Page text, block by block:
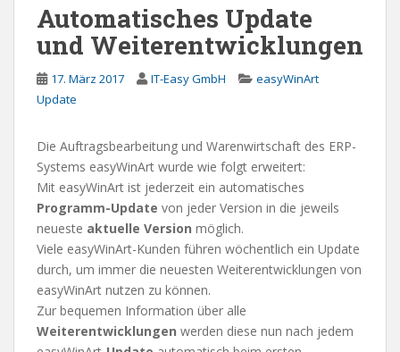
Automatisches Update
und Weiterentwicklungen
17. März 2017 IT-Easy GmbH
easyWinArt
Update
Die Auftragsbearbeitung und Warenwirtschaft des ERP-
Systems easyWinArt wurde wie folgt erweitert:
Mit easyWinArt ist jederzeit ein automatisches
Programm-Update von jeder Version in die jeweils
neueste aktuelle Version möglich.
Viele easyWinArt-Kunden führen wöchentlich ein Update
durch, um immer die neuesten Weiterentwicklungen von
easyWinArt nutzen zu können.
Zur bequemen Information über alle
Weiterentwicklungen werden diese nun nach jedem